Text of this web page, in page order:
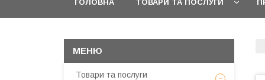
ГОЛОВНА ТОВАРИ ТА ПОСЛУГИ
Товари та послуги